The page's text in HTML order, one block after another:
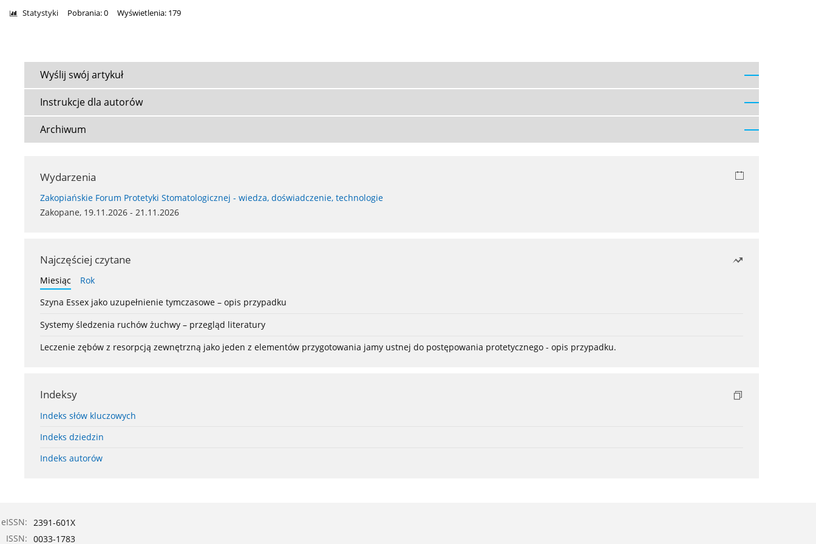
Statystyki Pobrania: 0 Wyświetlenia: 179
Wyślij swój artykuł
Instrukcje dla autorów
Archiwum
Wydarzenia
Zakopiańskie Forum Protetyki Stomatologicznej - wiedza, doświadczenie, technologie
Zakopane, 19.11.2026 - 21.11.2026
Najczęściej czytane
Miesiąc
Rok
Szyna Essex jako uzupełnienie tymczasowe – opis przypadku
Systemy śledzenia ruchów żuchwy – przegląd literatury
Leczenie zębów z resorpcją zewnętrzną jako jeden z elementów przygotowania jamy ustnej do postępowania protetycznego - opis przypadku.
Indeksy
Indeks słów kluczowych
Indeks dziedzin
Indeks autorów
eISSN: 2391-601X
ISSN: 0033-1783